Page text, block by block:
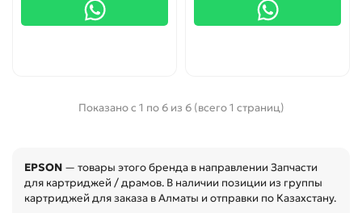
Показано с 1 по 6 из 6 (всего 1 страниц)
EPSON — товары этого бренда в направлении Запчасти
для картриджей / драмов. В наличии позиции из группы
картриджей для заказа в Алматы и отправки по Казахстану.